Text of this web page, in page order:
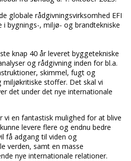
globale rådgivningsvirksomhed EFI
i bygnings-, miljø- og brandtekniske
knap 40 år leveret byggetekniske
og rådgivning inden for bl.a.
skimmel, fugt og
miljøkritiske stoffer. Det skal vi
det under det nye internationale
vi en fantastisk mulighed for at blive
levere flere og endnu bedre
få adgang til viden og
verden, samt en masse
nye internationale relationer.